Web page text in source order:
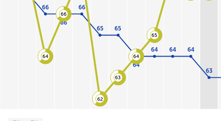
66
66
66
65 65
64
64 64 64
63
64
66
62
63
64
65